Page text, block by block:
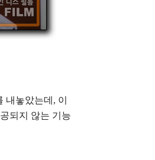
내놓았는데, 이
되지 않는 기능